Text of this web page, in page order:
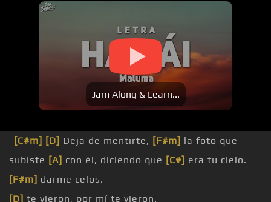
Jam Along & Learn...
[C#m] [D] Deja de mentirte, [F#m] la foto que
subiste [A] con él, diciendo que [C#] era tu cielo.
[F#m] darme celos.
[D] te vieron, por mí te vieron.